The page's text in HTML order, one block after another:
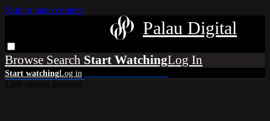
Skip to main content
Palau Digital
Browse Search